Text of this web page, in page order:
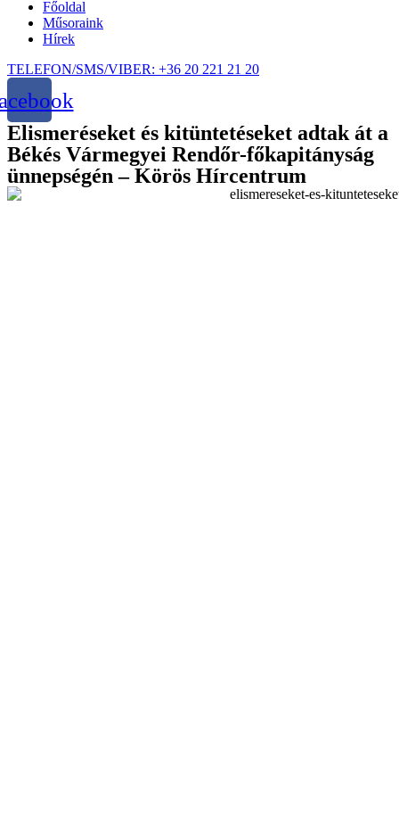
Főoldal
Műsoraink
Hírek
TELEFON/SMS/VIBER: +36 20 221 21 20
Elismeréseket és kitüntetéseket adtak át a
Békés Vármegyei Rendőr-főkapitányság
ünnepségén – Körös Hírcentrum